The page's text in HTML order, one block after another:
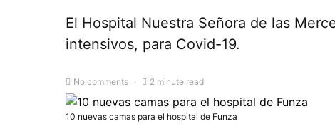
El Hospital Nuestra Señora de las
intensivos, para Covid-19.
No comments 2 minute read
10 nuevas camas para el hospital de Funza